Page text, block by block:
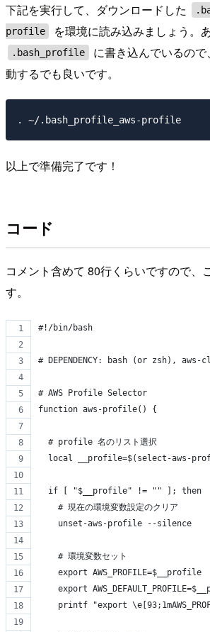
下記を実行して、ダウンロードした
profile
を環境に読み込みましょう。
.bash_profile
に書き込んでいるの
動するでも良いです。
以上で準備完了です！
コード
コメント含めて 80行くらいですので、
す。
#!/bin/bash
# DEPENDENCY: bash (or zsh),
# AWS Profile Selector
function aws-profile() {
  # profile 名のリスト選択
local __profile=$(select-aws-
  if [ "$__profile" != "" ]; then
    # 現在の環境変数設定のクリア
    unset-aws-profile --silence
    # 環境変数セット
    export AWS_PROFILE=$__profile
export
printf "export